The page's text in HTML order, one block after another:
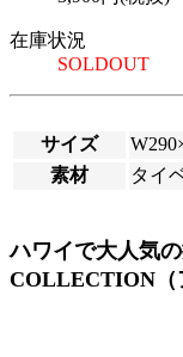
在庫状況
SOLDOUT
サイズ
素材
タイ
ハワイで大人気
COLLECTION（